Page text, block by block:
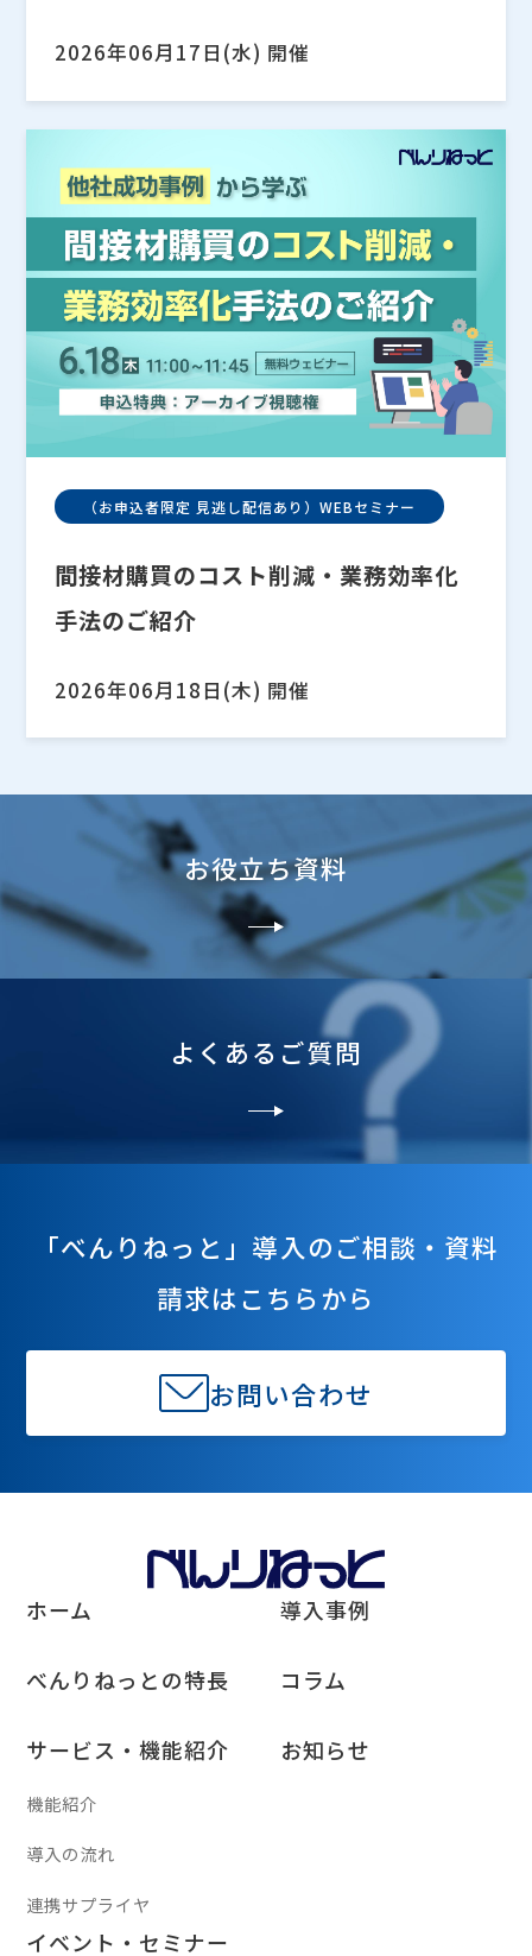
2026年06月17日(水) 開催
（お申込者限定 見逃し配信あり）WEBセミナー
間接材購買のコスト削減・業務効率化
手法のご紹介
2026年06月18日(木) 開催
お役立ち資料
よくあるご質問
「べんりねっと」導入のご相談・資料
請求はこちらから
お問い合わせ
ホーム
べんりねっとの特長
サービス・機能紹介
機能紹介
導入の流れ
連携サプライヤ
導入事例
コラム
お知らせ
イベント・セミナー